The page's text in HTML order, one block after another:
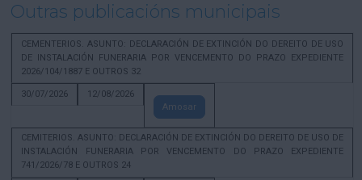
Outras publicacións municipais
CEMENTERIOS. ASUNTO: DECLARACIÓN DE EXTINCIÓN DO DEREITO DE USO
DE INSTALACIÓN FUNERARIA POR VENCEMENTO DO PRAZO EXPEDIENTE
2026/104/1887 E OUTROS 32
30/07/2026
12/08/2026
Amosar
CEMITERIOS. ASUNTO: DECLARACIÓN DE EXTINCIÓN DO DEREITO DE USO DE
INSTALACIÓN FUNERARIA POR VENCEMENTO DO PRAZO EXPEDIENTE
741/2026/78 E OUTROS 24